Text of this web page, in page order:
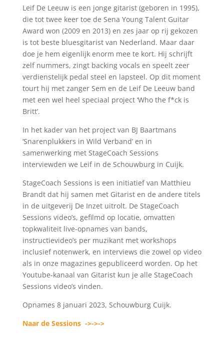
Leif De Leeuw is een jonge gitarist (geboren in 1995),
die tot twee keer toe de Sena Young Talent Guitar
Award won (2009 en 2013) en zes jaar op rij gekozen
is tot beste bluesgitarist van Nederland. Maar daar
doe je hem eigenlijk enorm mee te kort. Hij schrijft
zelf nummers, zingt backing vocals en speelt zeer
verdienstelijk pedal steel en lapsteel. Op dit moment
tourt hij met zanger Sem en de Leif De Leeuw band
met een wel heel speciaal project ‘Who the f*ck is
Britt’.
In het kader van het project van BJ Baartmans
‘Snarenplukkers in Wild Verband’ en in
samenwerking met StageCoach Sessions
interviewden we Leif in de Schouwburg in Cuijk.
StageCoach Sessions is een initiatief van Matthieu
Brandt dat hij samen met Gitarist en de andere titels
in de uitgeverij De Inzet uitrolt. De StageCoach
Sessions video’s, gefilmd op locatie, omvatten
topkwaliteit live-opnames van bands,
instructievideo’s per muzikant met workshops
inclusief notenwerk, en interviews die zowel op video
als in onze magazines gepubliceerd worden. Op het
Youtube-kanaal van Gitarist kun je alle StageCoach
Sessions video’s vinden.
Opnames 8 januari 2023, Schouwburg Cuijk.
Naar de Sessions ->->->